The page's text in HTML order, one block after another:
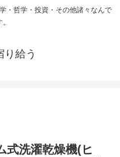
・哲学・投資・その他諸々なんで
り給う
式洗濯乾燥機(ヒ